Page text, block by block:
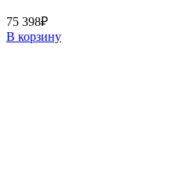
75 398₽
В корзину